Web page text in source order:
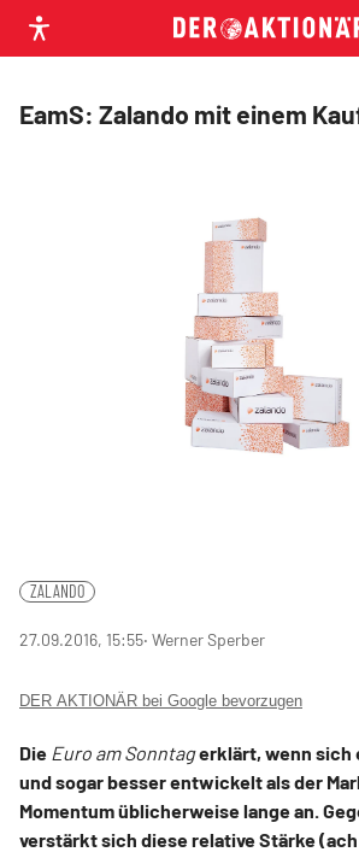
EamS: Zalando mit einem
ZALANDO
27.09.2016, 15:55‧ Werner Sperber
DER AKTIONÄR bei Google bevorzugen
Die Euro am Sonntagerklärt, wenn sich
und sogar besser entwickelt als der
Momentum üblicherweise lange an.
verstärkt sich diese relative Stärke (ach